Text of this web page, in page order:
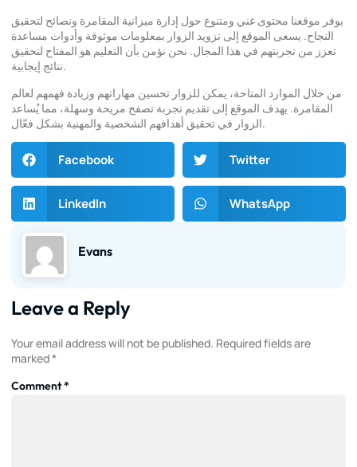
يوفر موقعنا محتوى غني ومتنوع حول إدارة ميزانية المقامرة ونصائح لتحقيق
النجاح. يسعى الموقع إلى تزويد الزوار بمعلومات موثوقة وأدوات مساعدة
تعزز من تجربتهم في هذا المجال. نحن نؤمن بأن التعليم هو المفتاح لتحقيق
نتائج إيجابية.
من خلال الموارد المتاحة، يمكن للزوار تحسين مهاراتهم وزيادة فهمهم لعالم
المقامرة. يهدف الموقع إلى تقديم تجربة تصفح مريحة وسهلة، مما يُساعد
الزوار في تحقيق أهدافهم الشخصية والمهنية بشكل فعّال.
Facebook Twitter
LinkedIn WhatsApp
Evans
Leave a Reply
Your email address will not be published. Required fields are
marked*
Comment*